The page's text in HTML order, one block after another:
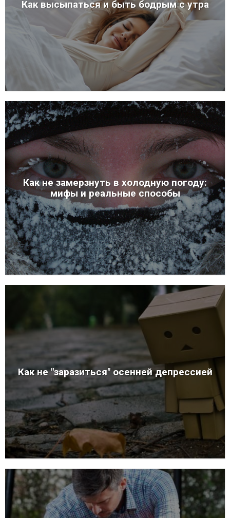
Как высыпаться и быть бодрым с утра
Как не замерзнуть в холодную погоду:
мифы и реальные способы
Как не "заразиться" осенней депрессией